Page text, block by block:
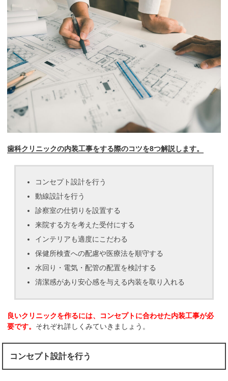
歯科クリニックの内装工事をする際のコツを8つ解説します。
コンセプト設計を行う
動線設計を行う
診察室の仕切りを設置する
来院する方を考えた受付にする
インテリアも適度にこだわる
保健所検査への配慮や医療法を順守する
水回り・電気・配管の配置を検討する
清潔感があり安心感を与える内装を取り入れる
良いクリニックを作るには、コンセプトに合わせた内装工事が必
要です。 それぞれ詳しくみていきましょう。
コンセプト設計を行う